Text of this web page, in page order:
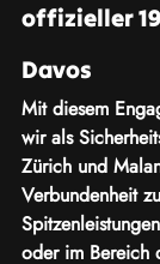
offizieller
Davos
Mit diesem
wir als
Zürich und
Verbundenheit
oder im Bereich